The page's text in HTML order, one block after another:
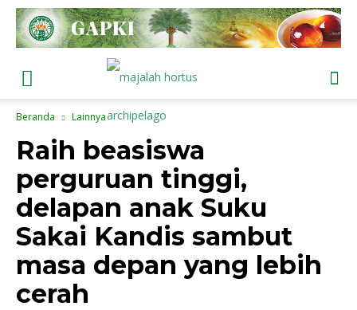
Beranda Lainnya
Raih beasiswa
perguruan tinggi,
delapan anak Suku
Sakai Kandis sambut
masa depan yang lebih
cerah